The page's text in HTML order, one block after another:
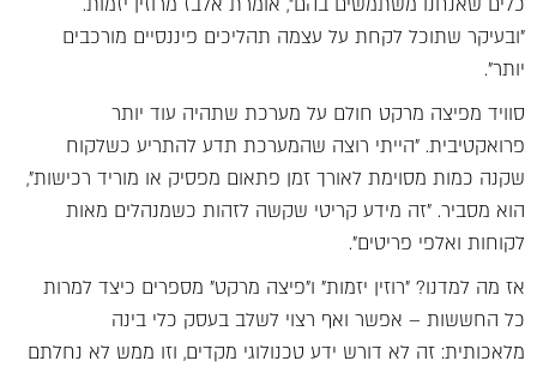
"ובעיקר שתוכל לקחת על עצמה תהליכים פיננסיים מורכבים
יותר".
סוויד מפיצה מרקט חולם על מערכת שתהיה עוד יותר
פרואקטיבית. "הייתי רוצה שהמערכת תדע להתריע כשלקוח
שקנה כמות מסוימת לאורך זמן פתאום מפסיק או מוריד רכישות",
הוא מסביר. "זה מידע קריטי שקשה לזהות כשמנהלים מאות
לקוחות ואלפי פריטים".
אז מה למדנו? "רוזין יזמות" ו"פיצה מרקט" מספרים כיצד למרות
כל החששות – אפשר ואף רצוי לשלב בעסק כלי בינה
מלאכותית: זה לא דורש ידע טכנולוגי מקדים, וזו ממש לא נחלתם